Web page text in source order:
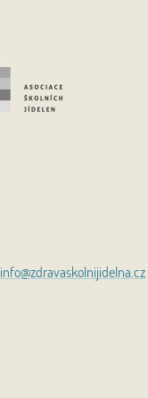
info@zdravaskolnijidelna.cz